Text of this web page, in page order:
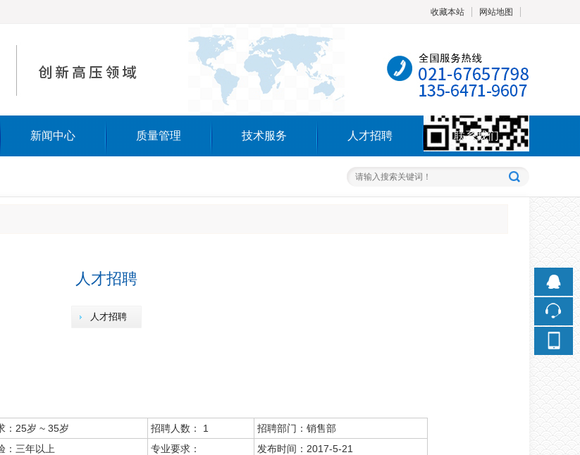
收藏本站 网站地图
新闻中心 质量管理 技术服务 人才招聘 联系我们
人才招聘
人才招聘
：25岁 ~ 35岁 招聘人数： 1
招聘部门：销售部
：三年以上 专业要求： 发布时间：2017-5-21